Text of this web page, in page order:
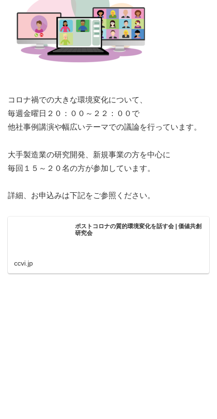
コロナ禍での大きな環境変化について、
毎週金曜日２０：００～２２：００で
他社事例講演や幅広いテーマでの議論を行っています。
大手製造業の研究開発、新規事業の方を中心に
毎回１５～２０名の方が参加しています。
詳細、お申込みは下記をご参照ください。
ポストコロナの質的環境変化を話す会 | 価値共創
研究会
ccvi.jp